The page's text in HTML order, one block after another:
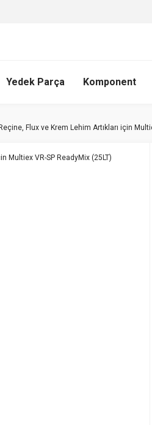
Yedek Parça Komponent
Flux ve Krem Lehim Artıkları için